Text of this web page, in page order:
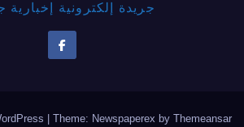
جريدة إلكترونية إخبارية
Theme: Newspaperex by Themeansar